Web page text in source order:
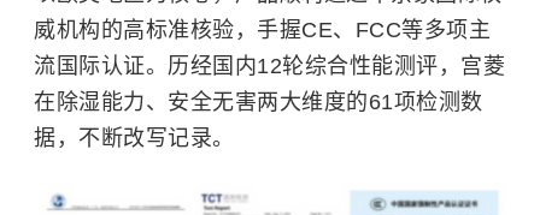
威机构的高标准核验，手握CE、FCC等多项主
流国际认证。历经国内12轮综合性能测评，宫菱
在除湿能力、安全无害两大维度的61项检测数
据，不断改写记录。